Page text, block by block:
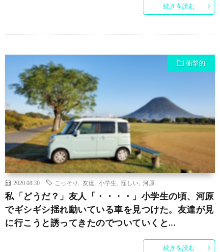
続きを読む
衝撃的
2020.08.30 こっそり 友達 小学生 怪しい 河原
私「どうだ？」友人「・・・・」小学生の頃、河原
でギシギシ揺れ動いている車を見つけた。友達が見
に行こうと誘ってきたのでついていくと…
続きを読む